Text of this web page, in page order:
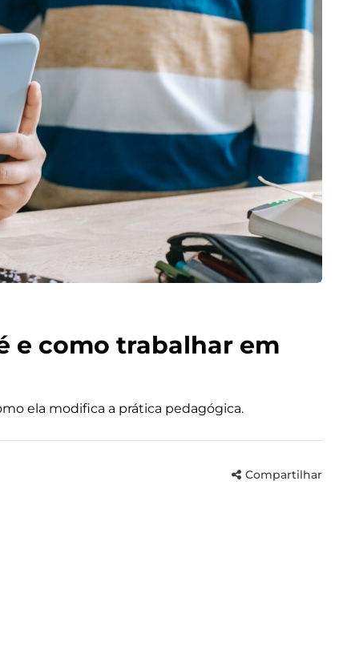
e como trabalhar em
ela modifica a prática pedagógica.
Compartilhar